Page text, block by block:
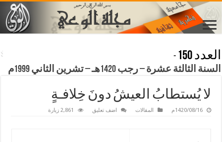
العدد 150
-
السنة الثالثة عشرة – رجب 1420هـ – تشرين الثاني 1999م
لا يُستطابُ العيشُ دونَ خِلافـةٍ
1420/08/16م المقالات اضف تعليق 2,861 زيارة